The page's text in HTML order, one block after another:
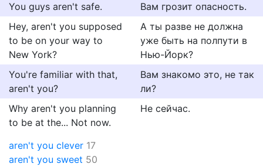
You guys aren't safe.
Вам грозит опасность.
Hey, aren't you supposed
to be on your way to
New York?
А ты разве не должна
уже быть на полпути в
Нью-Йорк?
You're familiar with that,
aren't you?
Вам знакомо это, не так
ли?
Why aren't you planning
to be at the... Not now.
Не сейчас.
aren't you clever 17
aren't you sweet 50